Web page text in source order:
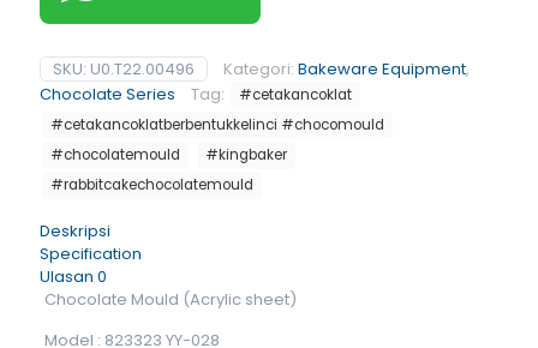
SKU: U0.T22.00496 Kategori: Bakeware Equipment,
Chocolate Series
Tag:
#cetakancoklat
#cetakancoklatberbentukkelinci #chocomould
#chocolatemould
#kingbaker
#rabbitcakechocolatemould
Deskripsi
Specification
Ulasan 0
Chocolate Mould (Acrylic sheet)
Model : 823323 YY-028